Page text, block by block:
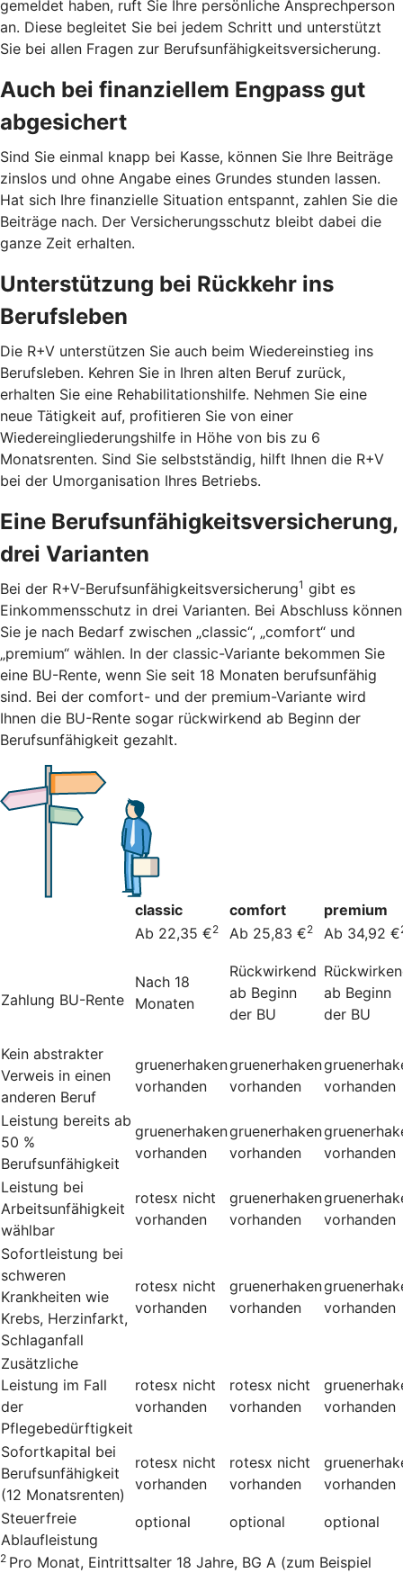
gemeldet haben, ruft Sie Ihre persönliche Ansprechperson
an. Diese begleitet Sie bei jedem Schritt und unterstützt
Sie bei allen Fragen zur Berufsunfähigkeitsversicherung.
Auch bei finanziellem Engpass gut
abgesichert
Sind Sie einmal knapp bei Kasse, können Sie Ihre Beiträge
zinslos und ohne Angabe eines Grundes stunden lassen.
Hat sich Ihre finanzielle Situation entspannt, zahlen Sie die
Beiträge nach. Der Versicherungsschutz bleibt dabei die
ganze Zeit erhalten.
Unterstützung bei Rückkehr ins
Berufsleben
Die R+V unterstützen Sie auch beim Wiedereinstieg ins
Berufsleben. Kehren Sie in Ihren alten Beruf zurück,
erhalten Sie eine Rehabilitationshilfe. Nehmen Sie eine
neue Tätigkeit auf, profitieren Sie von einer
Wiedereingliederungshilfe in Höhe von bis zu 6
Monatsrenten. Sind Sie selbstständig, hilft Ihnen die R+V
bei der Umorganisation Ihres Betriebs.
Eine Berufsunfähigkeitsversicherung,
drei Varianten
Bei der R+V-Berufsunfähigkeitsversicherung1 gibt es
Einkommensschutz in drei Varianten. Bei Abschluss können
Sie je nach Bedarf zwischen „classic“, „comfort“ und
„premium“ wählen. In der classic-Variante bekommen Sie
eine BU-Rente, wenn Sie seit 18 Monaten berufsunfähig
sind. Bei der comfort- und der premium-Variante wird
Ihnen die BU-Rente sogar rückwirkend ab Beginn der
Berufsunfähigkeit gezahlt.
classic comfort
premium
Ab 22,35 €2 Ab 25,83 €2 Ab 34,92 €
Zahlung BU-Rente
Nach 18
Monaten
Rückwirkend
ab Beginn
der BU
ab Beginn
der BU
Kein abstrakter
Verweis in einen
anderen Beruf
gruenerhaken
vorhanden
gruenerhaken
vorhanden
vorhanden
Leistung bereits ab
50 %
Berufsunfähigkeit
gruenerhaken
vorhanden
gruenerhaken
vorhanden
vorhanden
Leistung bei
Arbeitsunfähigkeit
wählbar
rotesx nicht
vorhanden
gruenerhaken
vorhanden
vorhanden
Sofortleistung bei
schweren
Krankheiten wie
Krebs, Herzinfarkt,
Schlaganfall
rotesx nicht
vorhanden
gruenerhaken
vorhanden
vorhanden
Zusätzliche
Leistung im Fall
der
Pflegebedürftigkeit
rotesx nicht
vorhanden
rotesx nicht
vorhanden
vorhanden
Sofortkapital bei
Berufsunfähigkeit
(12 Monatsrenten)
rotesx nicht
vorhanden
rotesx nicht
vorhanden
vorhanden
Steuerfreie
Ablaufleistung
optional optional optional
2 Pro Monat, Eintrittsalter 18 Jahre, BG A (zum Beispiel